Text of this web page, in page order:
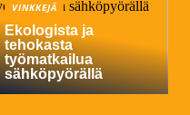
VINKKEJÄ
Ekologista ja
tehokasta
työmatkailua
sähköpyörällä